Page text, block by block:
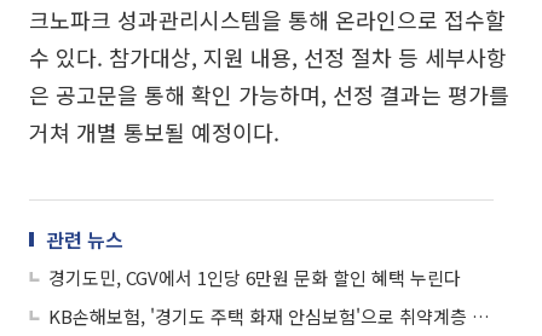
크노파크 성과관리시스템을 통해 온라인으로 접수할
수 있다. 참가대상, 지원 내용, 선정 절차 등 세부사항
은 공고문을 통해 확인 가능하며, 선정 결과는 평가를
거쳐 개별 통보될 예정이다.
관련 뉴스
경기도민, CGV에서 1인당 6만원 문화 할인 혜택 누린다
KB손해보험, '경기도 주택 화재 안심보험'으로 취약계층 지원